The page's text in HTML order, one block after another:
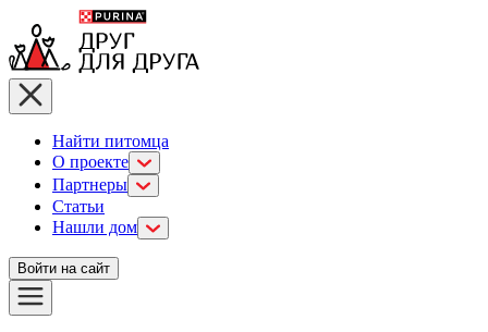
Найти питомца
О проекте
Партнеры
Статьи
Нашли дом
Войти на сайт